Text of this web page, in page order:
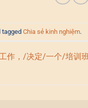
tagged Chia sẻ kinh nghiệm.
作，/决定/一个/培训